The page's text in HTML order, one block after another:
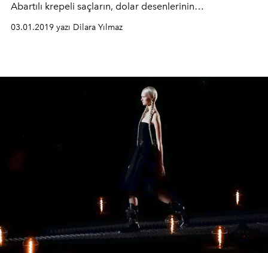
Abartılı krepeli saçların, dolar desenlerinin
hakimiyetindeki şovda bu sefer Troll karakterleri de yer
03.01.2019 yazı Dilara Yılmaz